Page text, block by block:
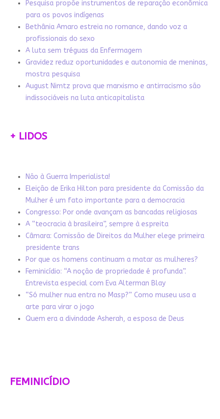
Pesquisa propõe instrumentos de reparação econômica
para os povos indígenas
Bethânia Amaro estreia no romance, dando voz a
profissionais do sexo
A luta sem tréguas da Enfermagem
Gravidez reduz oportunidades e autonomia de meninas,
mostra pesquisa
August Nimtz prova que marxismo e antirracismo são
indissociáveis na luta anticapitalista
+ LIDOS
Não à Guerra Imperialista!
Eleição de Erika Hilton para presidente da Comissão da
Mulher é um fato importante para a democracia
Congresso: Por onde avançam as bancadas religiosas
A “teocracia à brasileira”, sempre à espreita
Câmara: Comissão de Direitos da Mulher elege primeira
presidente trans
Por que os homens continuam a matar as mulheres?
Feminicídio: “A noção de propriedade é profunda”.
Entrevista especial com Eva Alterman Blay
“Só mulher nua entra no Masp?” Como museu usa a
arte para virar o jogo
Quem era a divindade Asherah, a esposa de Deus
FEMINICÍDIO